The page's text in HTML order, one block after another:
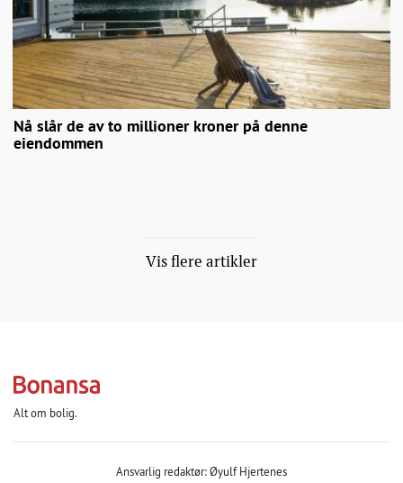
Nå slår de av to millioner kroner på denne
eiendommen
Vis flere artikler
Alt om bolig.
Ansvarlig redaktør: Øyulf Hjertenes